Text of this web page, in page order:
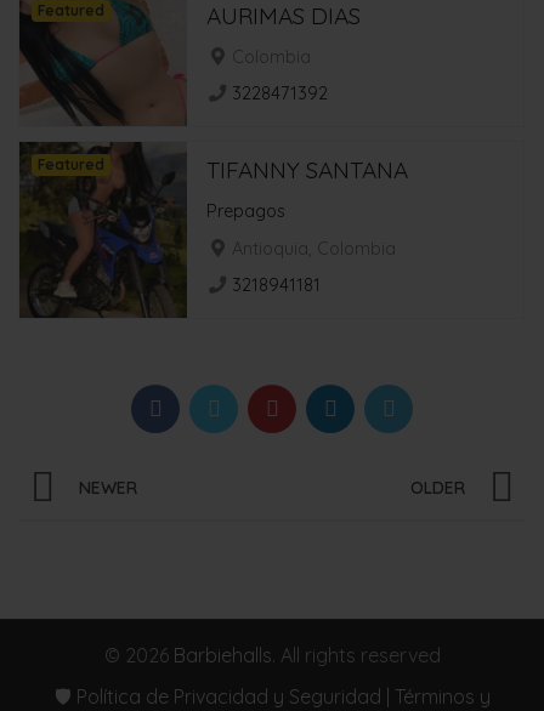
Featured AURIMAS DIAS
Colombia
3228471392
Featured TIFANNY SANTANA
Prepagos
Antioquia, Colombia
3218941181
NEWER OLDER
© 2026 Barbiehalls. All rights reserved
🛡️ Política de Privacidad y Seguridad | Términos y